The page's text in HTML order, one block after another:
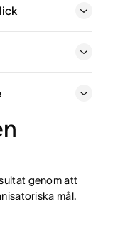
genom att
mål.